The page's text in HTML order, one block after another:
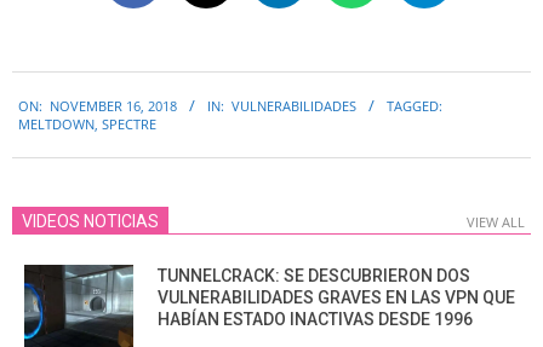
11-
ON: NOVEMBER 16, 2018 IN: VULNERABILIDADES
TAGGED:
MELTDOWN SPECTRE
VIDEOS NOTICIAS VIEW ALL
TUNNELCRACK: SE DESCUBRIERON DOS
VULNERABILIDADES GRAVES EN LAS VPN QUE
HABÍAN ESTADO INACTIVAS DESDE 1996